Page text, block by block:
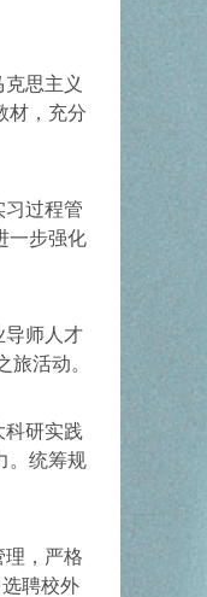
思主义
材，充分
过程管
一步强化
师人才
活动。
研实践
。统筹规
，严格
聘校外